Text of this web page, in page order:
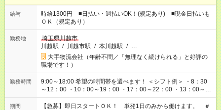
給与
時給1300円 ■日払い・週払いOK！(規定あり) ■現金日払いも
ＯＫ（規定あり）
勤務地
埼玉県川越市
川越駅 / 川越市駅 / 本川越駅 / …
大手物流会社（年齢不問／「無理なく続けられる」と好評の
職場です！）
勤務時間
9:00～18:00 希望の時間帯を選べます！ ＜シフト例＞ ・8：30
～12：00 ・10：00～19：00 ・17：00～22：00 ・13：00～
22：00 ・22：00～翌6：00 など
期間
【急募】即日スタートＯＫ！ 単発1日のみから働けます。 ＃